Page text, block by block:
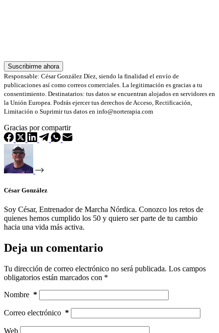
Suscribirme ahora
Responsable: César González Díez, siendo la finalidad el envío de
publicaciones así como correos comerciales. La legitimación es gracias a tu
consentimiento. Destinatarios: tus datos se encuentran alojados en servidores en
la Unión Europea. Podrás ejercer tus derechos de Acceso, Rectificación,
Limitación o Suprimir tus datos en info@norterapia.com
Gracias por compartir
César González
Soy César, Entrenador de Marcha Nórdica. Conozco los retos de
quienes hemos cumplido los 50 y quiero ser parte de tu cambio
hacia una vida más activa.
Deja un comentario
Tu dirección de correo electrónico no será publicada. Los campos
obligatorios están marcados con *
Nombre *
Correo electrónico *
Web